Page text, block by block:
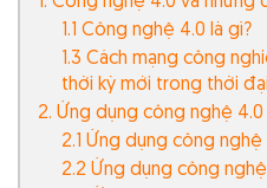
1.1 Công nghệ 4.0 là gì?
1.3 Cách mạng công
thời kỳ mới trong thời
2. Ứng dụng công nghệ
2.1 Ứng dụng công
2.2 Ứng dụng công